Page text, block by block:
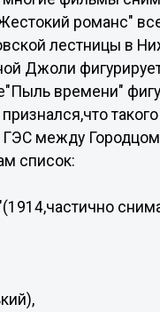
романс"
лестницы в
Джоли
времени"
между
список: